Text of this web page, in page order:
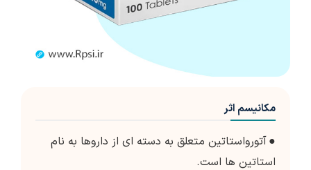
مکانیسم اثر
●آتورواستاتین متعلق به دسته ای از داروها به نام
استاتین ها است.